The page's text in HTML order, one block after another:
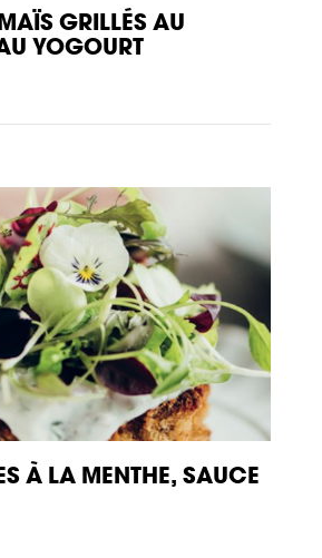
GRILLÉS AU
YOGOURT
À LA MENTHE, SAUCE